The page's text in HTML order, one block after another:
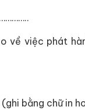
về việc phát
bằng chữ in